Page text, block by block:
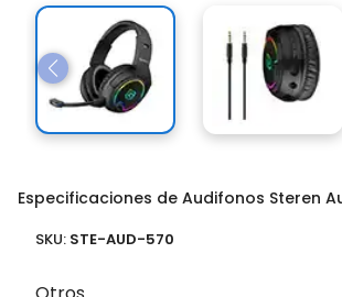
Especificaciones de Audifonos Steren
SKU: STE-AUD-570